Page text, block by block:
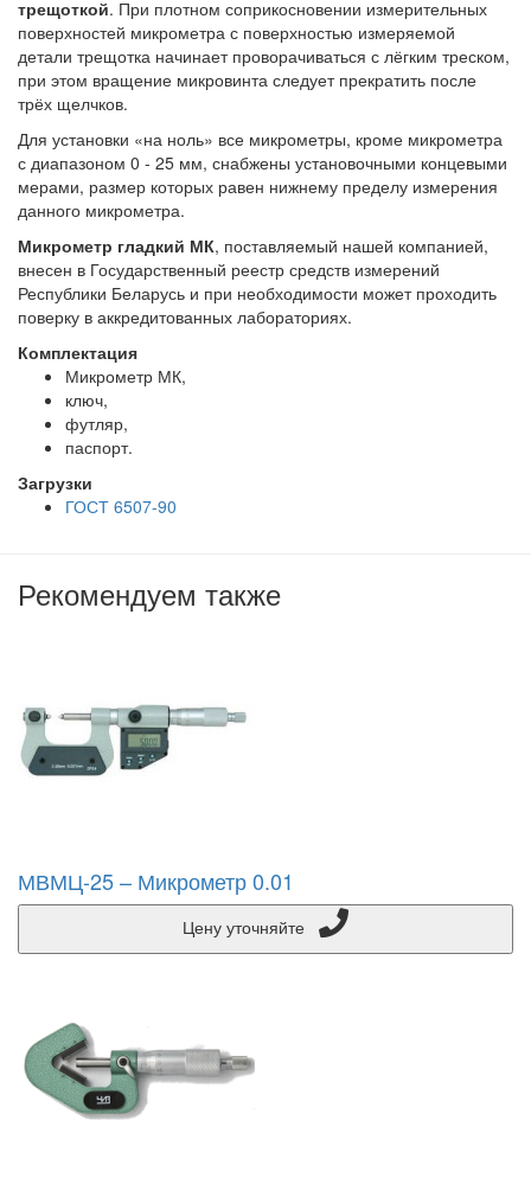
трещоткой. При плотном соприкосновении измерительных
поверхностей микрометра с поверхностью измеряемой
детали трещотка начинает проворачиваться с лёгким треском,
при этом вращение микровинта следует прекратить после
трёх щелчков.
Для установки «на ноль» все микрометры, кроме микрометра
с диапазоном 0 - 25 мм, снабжены установочными концевыми
мерами, размер которых равен нижнему пределу измерения
данного микрометра.
Микрометр гладкий МК, поставляемый нашей компанией,
внесен в Государственный реестр средств измерений
Республики Беларусь и при необходимости может проходить
поверку в аккредитованных лабораториях.
Комплектация
Микрометр МК,
ключ,
футляр,
паспорт.
Загрузки
ГОСТ 6507-90
Рекомендуем также
МВМЦ-25 – Микрометр 0.01